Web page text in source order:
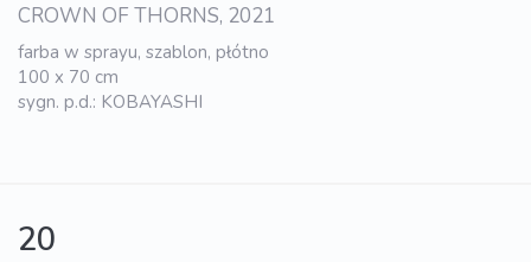
CROWN OF THORNS, 2021
farba w sprayu, szablon, płótno
100 x 70 cm
sygn. p.d.: KOBAYASHI
20